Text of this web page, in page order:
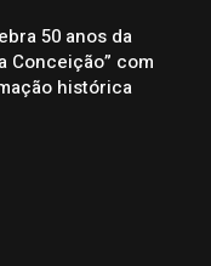
50 anos da
Conceição” com
histórica